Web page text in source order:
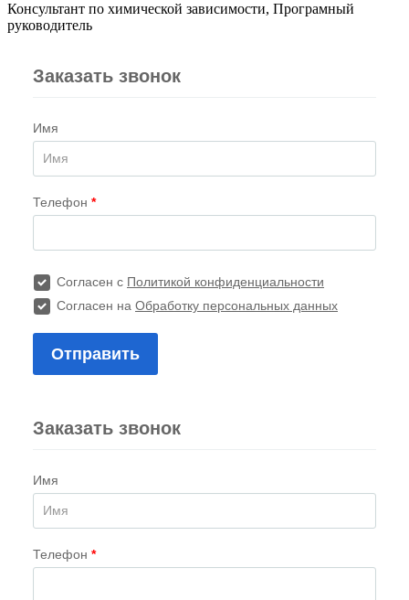
Консультант по химической зависимости, Програмный
руководитель